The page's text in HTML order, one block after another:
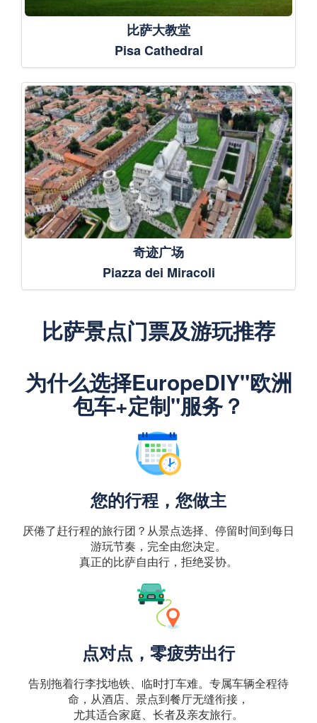
比萨大教堂
Pisa Cathedral
奇迹广场
Piazza dei Miracoli
比萨景点门票及游玩推荐
为什么选择EuropeDIY"欧洲
包车+定制"服务？
您的行程，您做主
厌倦了赶行程的旅行团？从景点选择、停留时间到每日
游玩节奏，完全由您决定。
真正的比萨自由行，拒绝妥协。
点对点，零疲劳出行
告别拖着行李找地铁、临时打车难。专属车辆全程待
命，从酒店、景点到餐厅无缝衔接，
尤其适合家庭、长者及亲友旅行。